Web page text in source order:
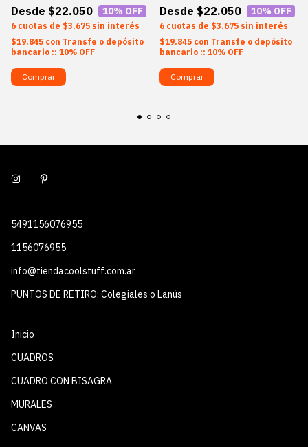
$22.050 10% OFF
6 $3.675 sin interés
$19.845 con Transfe o depósito
bancario :: 10% OFF
Comprar
$22.050 10% OFF
6 $3.675 sin interés
$19.845 con Transfe o depósito
bancario :: 10% OFF
Comprar
5491156076955
1156076955
info@tiendacoolstuff.com.ar
PUNTOS DE RETIRO: Colegiales o Lanús
Inicio
CUADROS
CUADRO CON BISAGRA
MURALES
CANVAS